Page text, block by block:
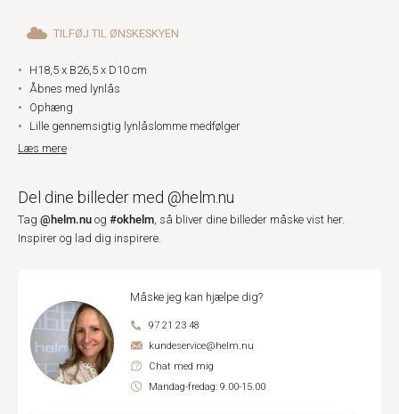
TILFØJ TIL ØNSKESKYEN
H18,5 x B26,5 x D10 cm
Åbnes med lynlås
Ophæng
Lille gennemsigtig lynlåslomme medfølger
Læs mere
Del dine billeder med @helm.nu
Tag @helm.nu og #okhelm, så bliver dine billeder måske vist her.
Inspirer og lad dig inspirere.
Måske jeg kan hjælpe dig?
97 21 23 48
kundeservice@helm.nu
Chat med mig
Mandag-fredag: 9.00-15.00